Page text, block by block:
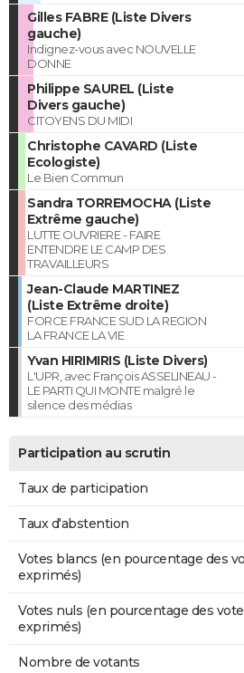
Gilles FABRE (Liste Divers
gauche)
Indignez-vous avec NOUVELLE
DONNE
Philippe SAUREL (Liste
Divers gauche)
CITOYENS DU MIDI
Christophe CAVARD (Liste
Ecologiste)
Le Bien Commun
Sandra TORREMOCHA (Liste
Extrême gauche)
LUTTE OUVRIERE - FAIRE
ENTENDRE LE CAMP DES
TRAVAILLEURS
Jean-Claude MARTINEZ
(Liste Extrême droite)
FORCE FRANCE SUD LA REGION
LA FRANCE LA VIE
Yvan HIRIMIRIS (Liste Divers)
L'UPR, avec François ASSELINEAU -
LE PARTI QUI MONTE malgré le
silence des médias
Participation au scrutin
Taux de participation
Taux d'abstention
Votes blancs (en pourcentage des
exprimés)
Votes nuls (en pourcentage des
exprimés)
Nombre de votants